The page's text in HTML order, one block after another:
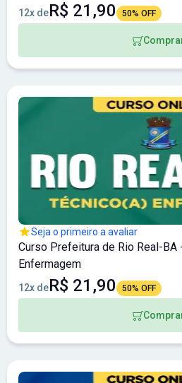
12x deR$ 21,90 50% OFF
Seja o primeiro a avaliar
Curso Prefeitura de Rio Real-BA
Enfermagem
12x deR$ 21,90 50% OFF